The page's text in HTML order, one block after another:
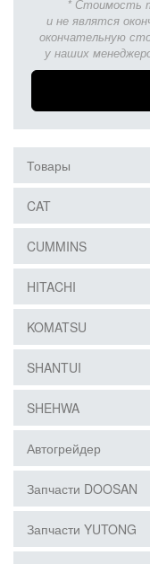
* Стоимость
и не являтся
окончательную
у наших
Товары
CAT
CUMMINS
HITACHI
KOMATSU
SHANTUI
SHEHWA
Автогрейдер
Запчасти DOOSAN
Запчасти YUTONG